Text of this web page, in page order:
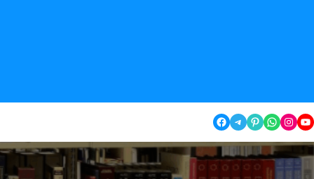
Facebook Telegram Pinterest WhatsApp Instagram YouTube